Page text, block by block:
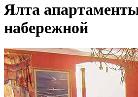
Ялта
набережной